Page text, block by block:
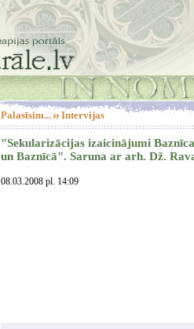
Palasīsim... Intervijas
"Sekularizācijas izaicinājumi
un Baznīcā". Saruna ar arh. Dž.
08.03.2008 pl. 14:09